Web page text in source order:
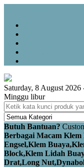
Saturday, 8 August
Minggu libur
Butuh Bantuan?
Berbagai Macam
Engsel,Klem
Block,Klem Lidah
Drat,Long